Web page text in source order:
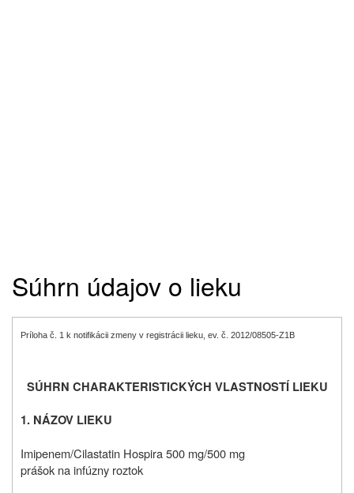
Súhrn údajov o lieku
Príloha č. 1 k notifikácii zmeny v registrácii lieku, ev. č. 2012/08505-Z1B
SÚHRN CHARAKTERISTICKÝCH VLASTNOSTÍ LIEKU
1. NÁZOV LIEKU
Imipenem/Cilastatin Hospira 500 mg/500 mg
prášok na infúzny roztok